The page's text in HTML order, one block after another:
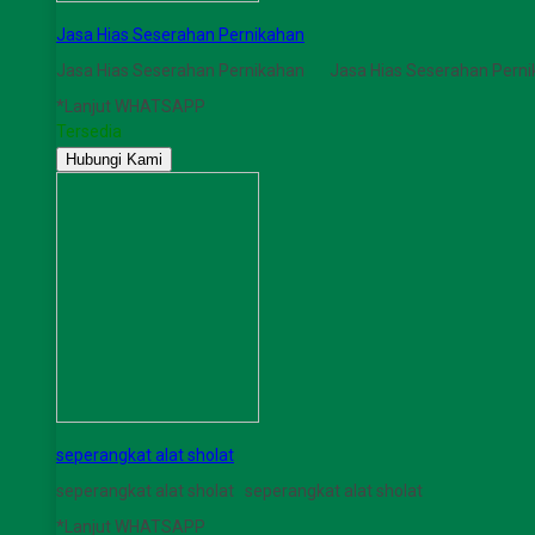
Jasa Hias Seserahan Pernikahan
Jasa Hias Seserahan Pernikahan Jasa Hias Seserahan
*Lanjut WHATSAPP
Tersedia
Hubungi Kami
seperangkat alat sholat
seperangkat alat sholat seperangkat alat sholat
*Lanjut WHATSAPP